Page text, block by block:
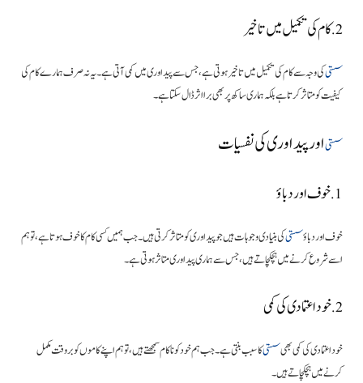
2. کام کی تکمیل میں تاخیر
سستیکی وجہ سے کام کی تکمیل میں تاخیر ہوتی ہے، جس سے پیداوری میں کمی آتی ہے۔ یہ نہ صرف ہمارے کام کی
کیفیت کو متاثر کرتا ہے بلکہ ہماری ساکھ پر بھی برا اثر ڈال سکتا ہے۔
سستیاور پیداوری کی نفسیات
1. خوف اور دباؤ
خوف اور دباؤسستیکی بنیادی وجوہات ہیں جو پیداوری کو متاثر کرتی ہیں۔ جب ہمیں کسی کام کا خوف ہوتا ہے، تو ہم
اسے شروع کرنے میں ہچکچاتے ہیں، جس سے ہماری پیداوری متاثر ہوتی ہے۔
2. خود اعتمادی کی کمی
خود اعتمادی کی کمی بھیسستیکا سبب بنتی ہے۔ جب ہم خود کو ناکام سمجھتے ہیں، تو ہم اپنے کاموں کو بروقت مکمل
کرنے میں ہچکچاتے ہیں۔